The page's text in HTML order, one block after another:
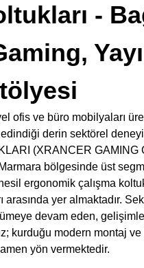
-
ofis ve büro mobilyaları
derin sektörel
(XRANCER GAMING
bölgesinde üst
ergonomik çalışma
arasında yer almaktadır.
devam eden,
kurduğu modern montaj
yön vermektedir.